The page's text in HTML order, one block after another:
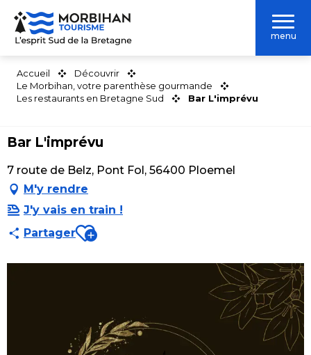
Aller
contenu
menu
Accueil
Découvrir
Le Morbihan, votre parenthèse gourmande
Les restaurants en Bretagne Sud
Bar L'imprévu
Bar L'imprévu
7 route de Belz, Pont Fol, 56400 Ploemel
M'y rendre
J'y vais en train !
PartagerAjouter aux favoris